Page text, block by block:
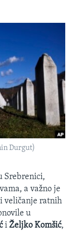
Durgut)
Srebrenici,
a važno je
veličanje ratnih
u
i Željko Komšić,